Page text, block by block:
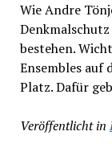
Wie Andre
bestehen.
Ensembles auf
Platz. Dafür
Veröffentlicht in